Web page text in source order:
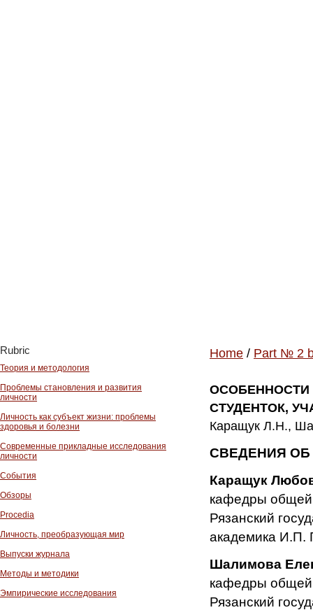
Rubric
Теория и методология
Проблемы становления и развития
личности
Личность как субъект жизни: проблемы
здоровья и болезни
Современные прикладные исследования
личности
События
Обзоры
Procedia
Личность, преобразующая мир
Выпуски журнала
Методы и методики
Эмпирические исследования
Home / Part № 2
ОСОБЕННОСТИ
СТУДЕНТОК,
Каращук Л.Н.,
СВЕДЕНИЯ ОБ
Каращук
кафедры общей
Рязанский
академика И.П.
Шалимова
кафедры общей
Рязанский